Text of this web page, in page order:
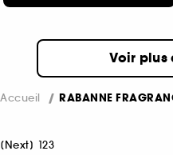
Voir plus
Accueil RABANNE
[Next] 123